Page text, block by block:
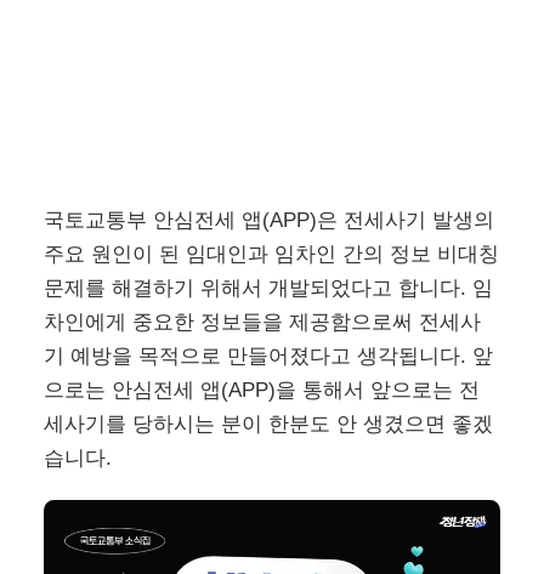
국토교통부 안심전세 앱(APP)은 전세사기 발생의
주요 원인이 된 임대인과 임차인 간의 정보 비대칭
문제를 해결하기 위해서 개발되었다고 합니다. 임
차인에게 중요한 정보들을 제공함으로써 전세사
기 예방을 목적으로 만들어졌다고 생각됩니다. 앞
으로는 안심전세 앱(APP)을 통해서 앞으로는 전
세사기를 당하시는 분이 한분도 안 생겼으면 좋겠
습니다.